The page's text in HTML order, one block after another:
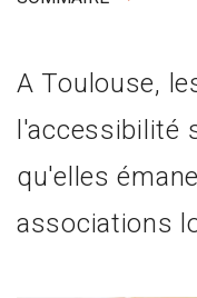
A Toulouse,
l'accessibilité
qu'elles
associations